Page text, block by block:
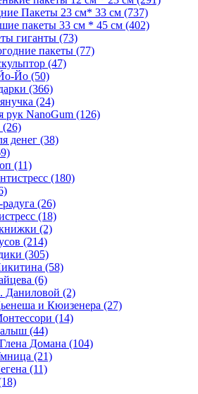
Пакеты 23 см* 33 см (737)
пакеты 33 см * 45 см (402)
гиганты (73)
пакеты (77)
(47)
Йо (50)
(366)
(24)
рук NanoGum (126)
(26)
денег (38)
(11)
(180)
(26)
(18)
(2)
(214)
(305)
(58)
(6)
Даниловой (2)
и Кюизенера (27)
(14)
(44)
Домана (104)
(21)
(11)